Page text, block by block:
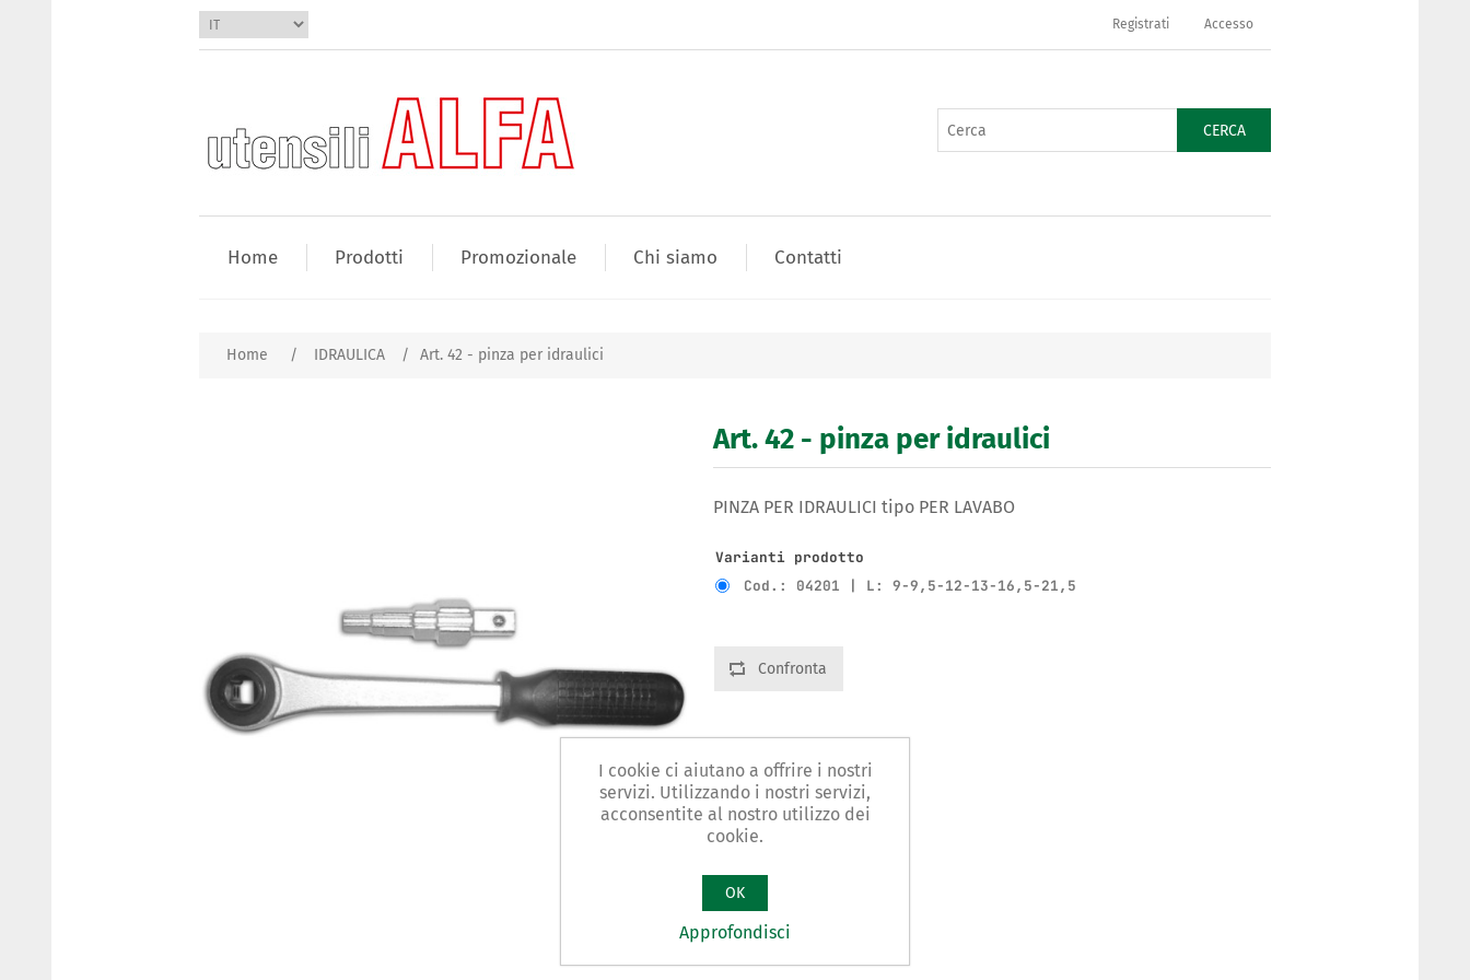
Registrati Accesso
CERCA
Home Prodotti Promozionale Chi siamo Contatti
Home / IDRAULICA / Art. 42 - pinza per idraulici
Art. 42 - pinza per idraulici
PINZA PER IDRAULICI tipo PER LAVABO
Varianti prodotto
Cod.: 04201 | L: 9-9,5-12-13-16,5-21,5
Confronta
I cookie ci aiutano a offrire i nostri
servizi. Utilizzando i nostri servizi,
acconsentite al nostro utilizzo dei
cookie.
OK
Approfondisci